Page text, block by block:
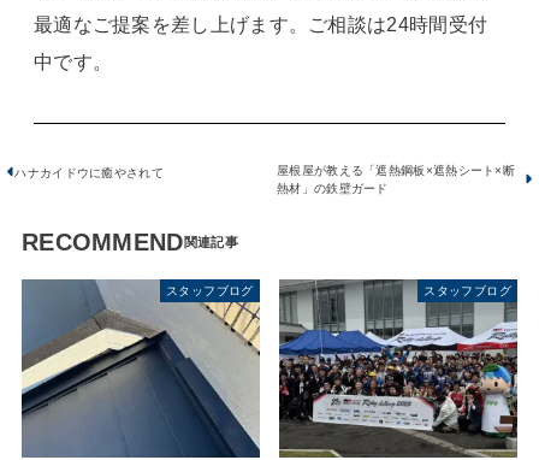
最適なご提案を差し上げます。ご相談は24時間受付
中です。
ハナカイドウに癒やされて
屋根屋が教える「遮熱鋼板×遮熱シート×断
熱材」の鉄壁ガード
RECOMMEND
スタッフブログ スタッフブログ